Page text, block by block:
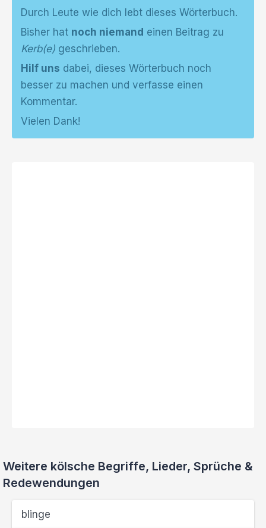
Durch Leute wie dich lebt dieses Wörterbuch.
Bisher hat noch niemand einen Beitrag zu
Kerb(e) geschrieben.
Hilf uns dabei, dieses Wörterbuch noch
besser zu machen und verfasse einen
Kommentar.
Vielen Dank!
Weitere kölsche Begriffe, Lieder, Sprüche &
Redewendungen
blinge